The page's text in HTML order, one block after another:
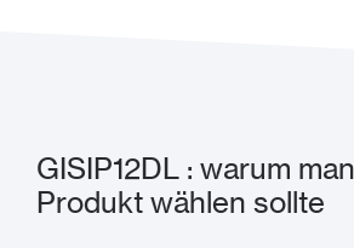
GISIP12DL : warum
Produkt wählen sollte